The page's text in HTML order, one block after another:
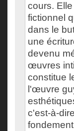
cours.
fictionnel
dans le
une
devenu
œuvres
constitue
l'œuvre
c'est-à-